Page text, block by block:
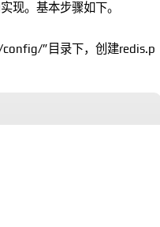
现。基本步骤如下。
”目录下，创建redis.p